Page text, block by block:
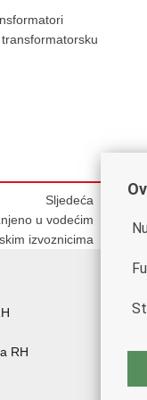
Sljedeća
u vodećim
izvoznicima
RH